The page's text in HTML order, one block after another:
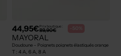
44,95€Prix boutique :
89,90€ -50%
MAYORAL
Doudoune - Poignets poignets élastiqués orange
T : 4 A, 6 A, 8 A